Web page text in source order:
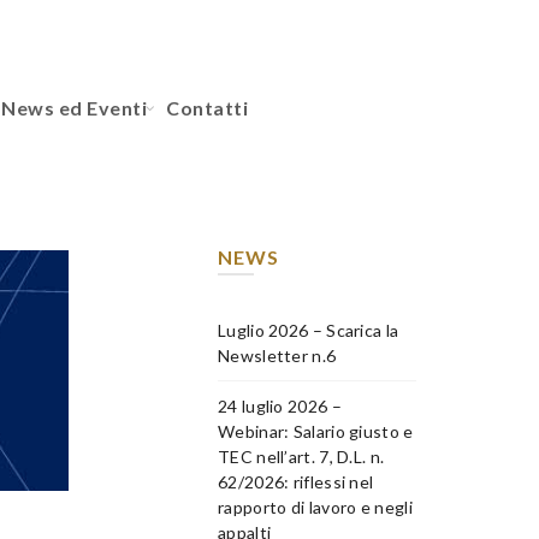
News ed Eventi Contatti
NEWS
Luglio 2026 – Scarica la
Newsletter n.6
24 luglio 2026 –
Webinar: Salario giusto e
TEC nell’art. 7, D.L. n.
62/2026: riflessi nel
rapporto di lavoro e negli
appalti